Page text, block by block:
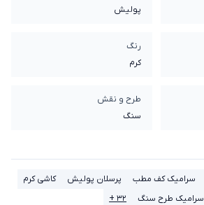
پولیش
رنگ
کرم
طرح و نقش
سنگ
سرامیک کف مطب پرسلان پولیش
کاشی کرم
سرامیک طرح سنگ ۳۲ +